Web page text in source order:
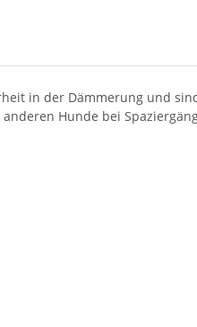
in der Dämmerung und
Hunde bei